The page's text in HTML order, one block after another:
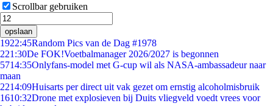
Scrollbar gebruiken
opslaan
1922:45Random Pics van de Dag #1978
221:30De FOK!Voetbalmanager 2026/2027 is begonnen
5714:35Onlyfans-model met G-cup wil als NASA-ambassadeur naar
maan
2214:09Huisarts per direct uit vak gezet om ernstig alcoholmisbruik
1610:32Drone met explosieven bij Duits vliegveld voedt vrees voor